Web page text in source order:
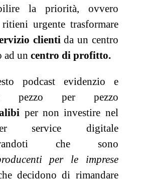
la priorità, ovvero
urgente trasformare
clientida un centro
ad un centro di profitto.
podcast evidenzio e
pezzo per pezzo
per non investire nel
service digitale
che sono
per le imprese
decidono di rimandare